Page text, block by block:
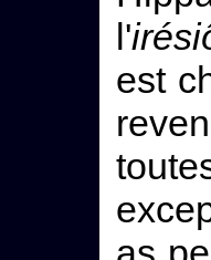
l'
est